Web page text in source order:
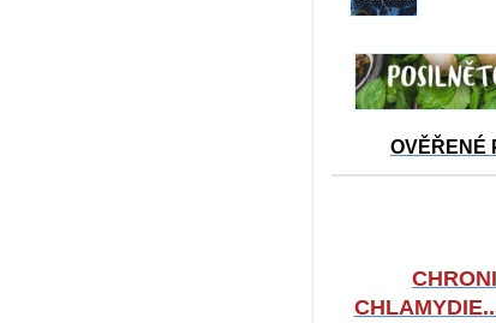
OVĚŘENÉ